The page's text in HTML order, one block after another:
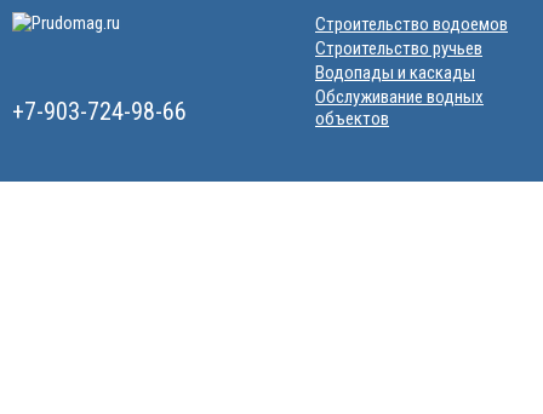
+7-903-724-98-66
Строительство водоемов
Строительство ручьев
Водопады и каскады
Обслуживание водных
объектов